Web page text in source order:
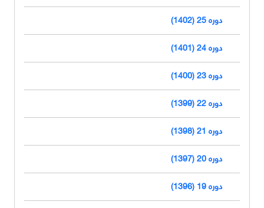
دوره 25 (1402)
دوره 24 (1401)
دوره 23 (1400)
دوره 22 (1399)
دوره 21 (1398)
دوره 20 (1397)
دوره 19 (1396)